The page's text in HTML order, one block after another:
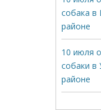
собака в
районе
10 июля
собаки в
районе